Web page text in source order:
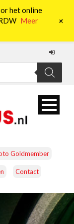
Goldmember
Contact
het online
Meer
+